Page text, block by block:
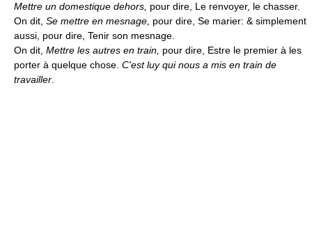
Mettre un domestique dehors, pour dire, Le renvoyer, le chasser.
On dit, Se mettre en mesnage, pour dire, Se marier: & simplement
aussi, pour dire, Tenir son mesnage.
On dit, Mettre les autres en train, pour dire, Estre le premier à les
porter à quelque chose. C'est luy qui nous a mis en train de
travailler